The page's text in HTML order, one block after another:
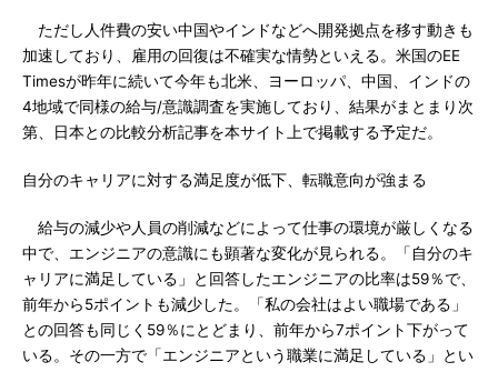
ただし人件費の安い中国やインドなどへ開発拠点を移す動きも
加速しており、雇用の回復は不確実な情勢といえる。米国のEE
Timesが昨年に続いて今年も北米、ヨーロッパ、中国、インドの
4地域で同様の給与/意識調査を実施しており、結果がまとまり次
第、日本との比較分析記事を本サイト上で掲載する予定だ。
自分のキャリアに対する満足度が低下、転職意向が強まる
給与の減少や人員の削減などによって仕事の環境が厳しくなる
中で、エンジニアの意識にも顕著な変化が見られる。「自分のキ
ャリアに満足している」と回答したエンジニアの比率は59％で、
前年から5ポイントも減少した。「私の会社はよい職場である」
との回答も同じく59％にとどまり、前年から7ポイント下がって
いる。その一方で「エンジニアという職業に満足している」とい